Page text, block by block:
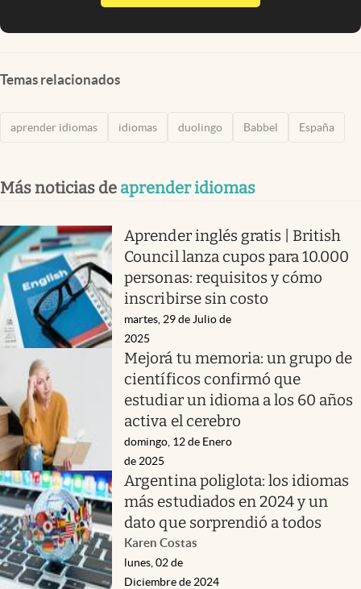
Temas relacionados
aprender idiomas idiomas duolingo Babbel España
Más noticias de aprender idiomas
Aprender inglés gratis | British
Council lanza cupos para 10.000
personas: requisitos y cómo
inscribirse sin costo
martes, 29 de Julio de
2025
Mejorá tu memoria: un grupo de
científicos confirmó que
estudiar un idioma a los 60 años
activa el cerebro
domingo, 12 de Enero
de 2025
Argentina poliglota: los idiomas
más estudiados en 2024 y un
dato que sorprendió a todos
Karen Costas
lunes, 02 de
Diciembre de 2024